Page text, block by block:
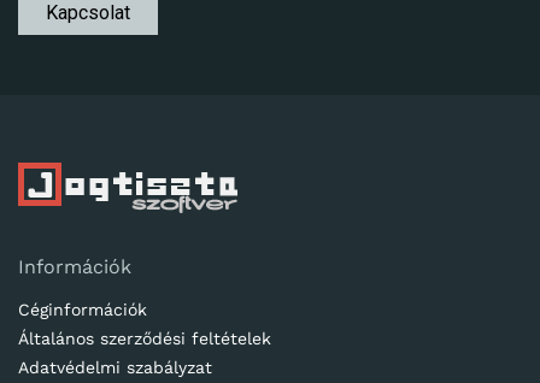
Kapcsolat
Információk
Céginformációk
Általános szerződési feltételek
Adatvédelmi szabályzat